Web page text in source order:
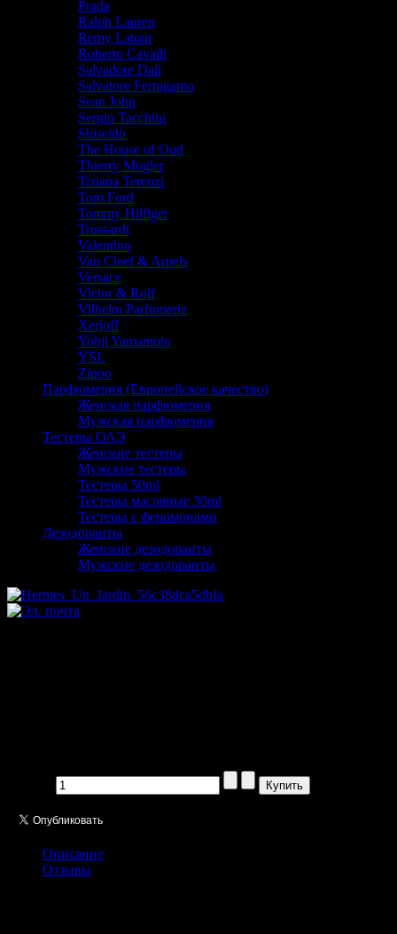
Prada
Ralph Lauren
Remy Latour
Roberto Cavalli
Salvadore Dali
Salvatore Ferragamo
Sean John
Sergio Tacchini
Shiseido
The House of Oud
Thierry Mugler
Tiziana Terenzi
Tom Ford
Tommy Hilfiger
Trussardi
Valentino
Van Cleef & Arpels
Versace
Victor & Rolf
Vilhelm Parfumerie
Xerjoff
Yohji Yamamoto
YSL
Zippo
Парфюмерия (Европейское качество)
Женская парфюмерия
Мужская парфюмерия
Тестеры ОАЭ
Женские тестеры
Мужские тестеры
Тестеры 50ml
Тестеры масляные 30ml
Тестеры с феромонами
Дезодоранты
Женские дезодоранты
Мужские дезодоранты
Описание
Отзывы